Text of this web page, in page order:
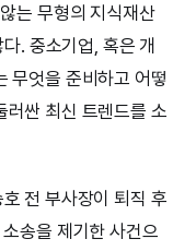
는 무형의 지식재산
. 중소기업, 혹은 개
무엇을 준비하고 어떻
러싼 최신 트렌드를 소
전 부사장이 퇴직 후
송을 제기한 사건으